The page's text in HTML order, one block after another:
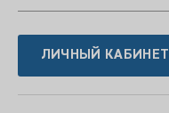
ЛИЧНЫЙ КАБИНЕТ